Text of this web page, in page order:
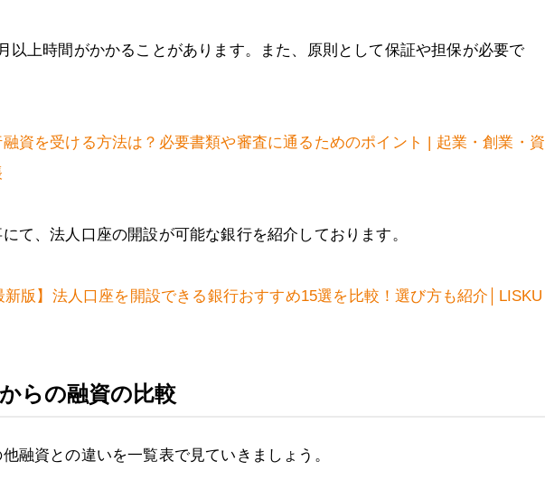
以上時間がかかることがあります。また、原則として保証や担保が必要で
資を受ける方法は？必要書類や審査に通るためのポイント | 起業・創業・資
て、法人口座の開設が可能な銀行を紹介しております。
新版】法人口座を開設できる銀行おすすめ15選を比較！選び方も紹介│LISKU
らの融資の比較
融資との違いを一覧表で見ていきましょう。